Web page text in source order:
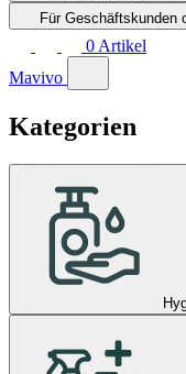
Für Geschäftskunden
0 Artikel
Mavivo
Kategorien